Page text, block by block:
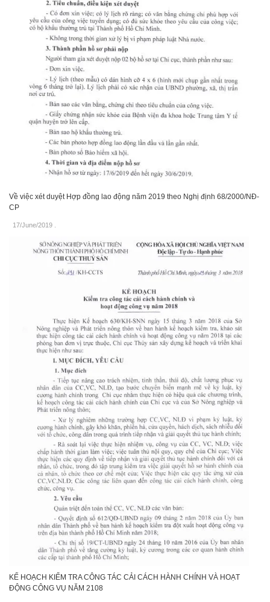
Về việc xét duyệt Hợp đồng lao động năm 2019 theo Nghị định 68/2000/NĐ-
CP
17/June/2019
KẾ HOẠCH KIỂM TRA CÔNG TÁC CẢI CÁCH HÀNH CHÍNH VÀ HOẠT
ĐỘNG CÔNG VỤ NĂM 2108